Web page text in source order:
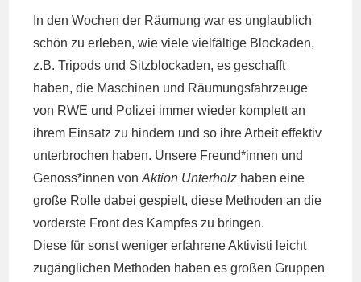
In den Wochen der Räumung war es unglaublich
schön zu erleben, wie viele vielfältige Blockaden,
z.B. Tripods und Sitzblockaden, es geschafft
haben, die Maschinen und Räumungsfahrzeuge
von RWE und Polizei immer wieder komplett an
ihrem Einsatz zu hindern und so ihre Arbeit effektiv
unterbrochen haben. Unsere Freund*innen und
Genoss*innen vonAktion Unterholz haben eine
große Rolle dabei gespielt, diese Methoden an die
vorderste Front des Kampfes zu bringen.
Diese für sonst weniger erfahrene Aktivisti leicht
zugänglichen Methoden haben es großen Gruppen